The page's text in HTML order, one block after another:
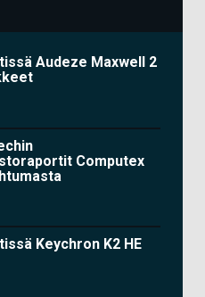
Audeze Maxwell 2
Computex
Keychron K2 HE